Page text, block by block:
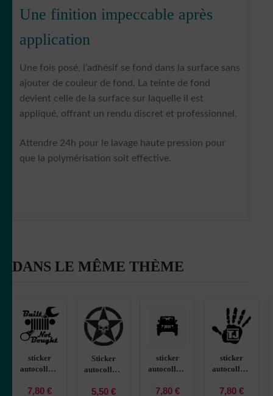
Une finition impeccable après
application
Une fois posé, l’adhésif se fond dans la surface sans
ajouter de couleur de fond. La teinte de fond
devient celle de la surface sur laquelle il est
appliqué, offrant un rendu discret et professionnel.
Attendre 24h pour le lavage haute pression pour
que la polymérisation soit effective.
DANS LE MÊME THÈME
sticker
autocollant
BUVYM
7,80 €
Sticker
autocollant
tête de
5,50 €
sticker
autocollant
silhouette 7
7,80 €
sticker
autocollant
UKSTW
7,80 €